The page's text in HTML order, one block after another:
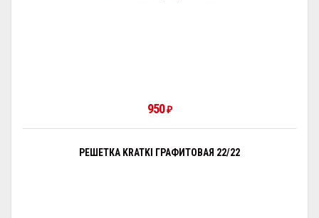
950₽
РЕШЕТКА KRATKI ГРАФИТОВАЯ 22/22